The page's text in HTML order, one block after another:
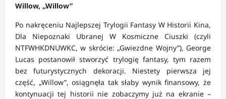
Willow, „Willow”
Po nakręceniu Najlepszej Trylogii Fantasy W Historii Kina,
Dla Niepoznaki Ubranej W Kosmiczne Ciuszki (czyli
NTFWHKDNUWKC, w skrócie: „Gwiezdne Wojny”), George
Lucas postanowił stworzyć trylogię fantasy, tym razem
bez futurystycznych dekoracji. Niestety pierwsza jej
część, „Willow”, osiągnęła tak słaby wynik finansowy, że
kontynuacji tej historii nie zobaczymy już na ekranie –